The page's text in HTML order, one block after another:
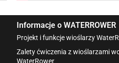
Informacje o WATERROWER
Projekt i funkcje wioślarzy
Zalety ćwiczenia z wioślarzami
WaterRower